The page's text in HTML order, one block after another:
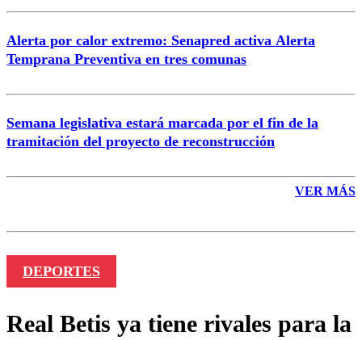
Alerta por calor extremo: Senapred activa Alerta
Temprana Preventiva en tres comunas
Semana legislativa estará marcada por el fin de la
tramitación del proyecto de reconstrucción
VER MÁS
DEPORTES
Real Betis ya tiene rivales para la